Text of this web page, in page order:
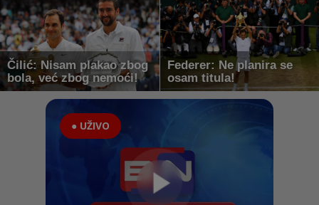
Čilić: Nisam plakao zbog
bola, već zbog nemoći!
Federer: Ne planira se
osam titula!
● UŽIVO